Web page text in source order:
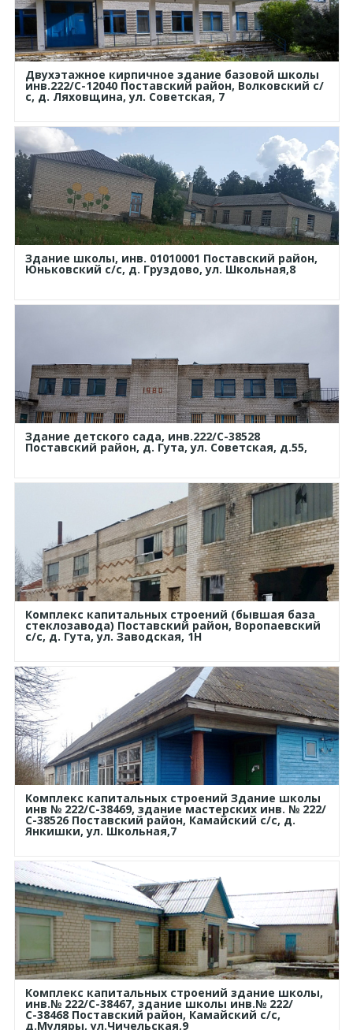
Двухэтажное кирпичное здание базовой школы
инв.222/С-12040 Поставский район, Волковский с/
с, д. Ляховщина, ул. Советская, 7
Здание школы, инв. 01010001 Поставский район,
Юньковский с/с, д. Груздово, ул. Школьная,8
Здание детского сада, инв.222/С-38528
Поставский район, д. Гута, ул. Советская, д.55,
Комплекс капитальных строений (бывшая база
стеклозавода) Поставский район, Воропаевский
с/с, д. Гута, ул. Заводская, 1Н
Комплекс капитальных строений Здание школы
инв № 222/С-38469, здание мастерских инв. № 222/
С-38526 Поставский район, Камайский с/с, д.
Янкишки, ул. Школьная,7
Комплекс капитальных строений здание школы,
инв.№ 222/С-38467, здание школы инв.№ 222/
С-38468 Поставский район, Камайский с/с,
д.Муляры, ул.Чичельская,9